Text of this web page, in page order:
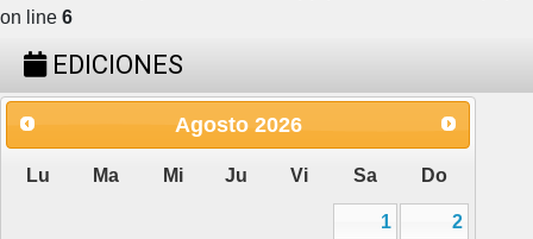
on line 6
EDICIONES
Agosto 2026
Lu Ma Mi Ju Vi Sa Do
1
2